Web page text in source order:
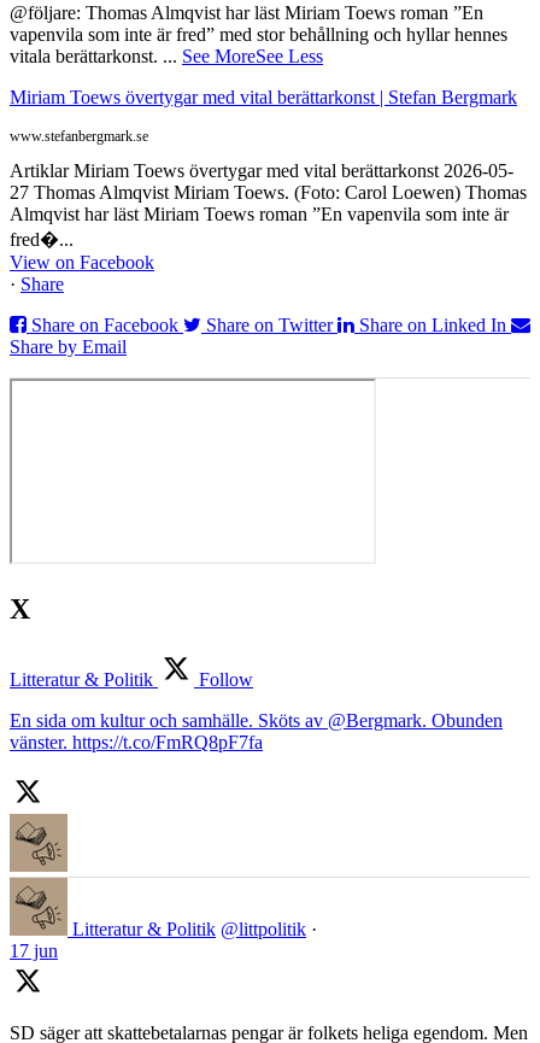
@följare: Thomas Almqvist har läst Miriam Toews roman ”En
vapenvila som inte är fred” med stor behållning och hyllar hennes
vitala berättarkonst. ... See MoreSee Less
Miriam Toews övertygar med vital berättarkonst | Stefan Bergmark
www.stefanbergmark.se
Artiklar Miriam Toews övertygar med vital berättarkonst 2026-05-
27 Thomas Almqvist Miriam Toews. (Foto: Carol Loewen) Thomas
Almqvist har läst Miriam Toews roman ”En vapenvila som inte är
fred�...
View on Facebook
· Share
Share on Facebook
Share on Twitter
Share on Linked In
Share by Email
X
Litteratur & Politik
Follow
En sida om kultur och samhälle. Sköts av @Bergmark. Obunden
vänster. https://t.co/FmRQ8pF7fa
Litteratur & Politik @littpolitik ·
17 jun
SD säger att skattebetalarnas pengar är folkets heliga egendom. Men